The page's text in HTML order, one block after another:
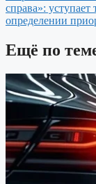
справа»:
определении
Ещё по